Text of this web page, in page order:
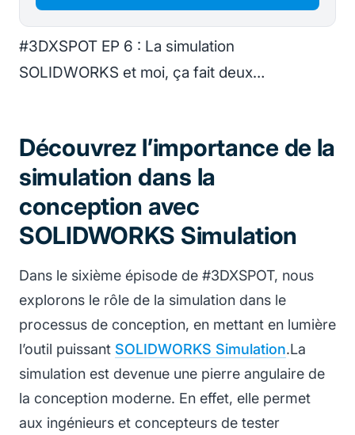
#3DXSPOT EP 6 : La simulation
SOLIDWORKS et moi, ça fait deux…
Découvrez l’importance de la
simulation dans la
conception avec
SOLIDWORKS Simulation
Dans le sixième épisode de #3DXSPOT, nous
explorons le rôle de la simulation dans le
processus de conception, en mettant en lumière
l’outil puissant SOLIDWORKS Simulation.La
simulation est devenue une pierre angulaire de
la conception moderne. En effet, elle permet
aux ingénieurs et concepteurs de tester